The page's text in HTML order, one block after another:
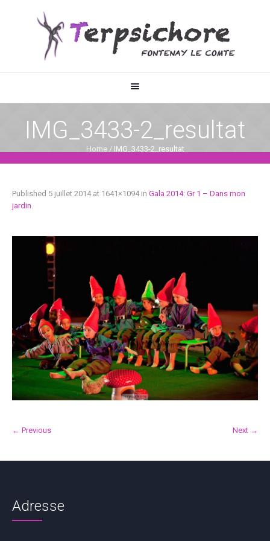
IMG_3433-2_resultat
Home / IMG_3433-2_resultat
Published 5 juillet 2014at 1641×1094 in Gala 2014: Gr 1 – Dans mon
jardin.
← Previous Next →
Adresse